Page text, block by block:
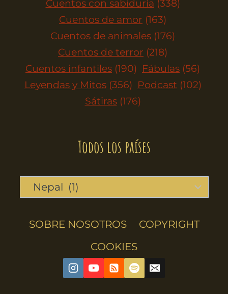
Cuentos con sabiduría (338)
Cuentos de amor (163)
Cuentos de animales (176)
Cuentos de terror (218)
Cuentos infantiles (190) Fábulas (56)
Leyendas y Mitos (356) Podcast (102)
Sátiras (176)
Todos los países
SOBRE NOSOTROS
COPYRIGHT
COOKIES